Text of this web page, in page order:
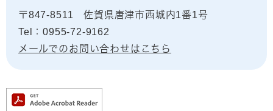
〒847-8511
佐賀県唐津市西城内1番1号
Tel：0955-72-9162
メールでのお問い合わせはこちら